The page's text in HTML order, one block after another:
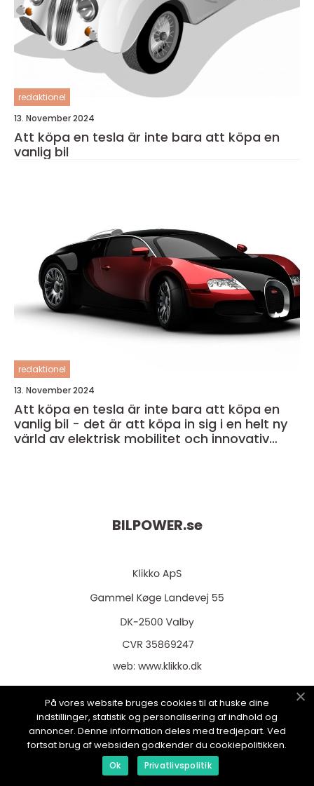
redaktionel
13. November 2024
Att köpa en tesla är inte bara att köpa en
vanlig bil
redaktionel
13. November 2024
Att köpa en tesla är inte bara att köpa en
vanlig bil - det är att köpa in sig i en helt ny
värld av elektrisk mobilitet och innovativ
BILPOWER.se
web: www.klikko.dk
Menu
På vores website bruges cookies til at huske dine
indstillinger, statistik og personalisering af indhold og
annoncer. Denne information deles med tredjepart. Ved
fortsat brug af websiden godkender du cookiepolitikken.
Ok Privatlivspolitik